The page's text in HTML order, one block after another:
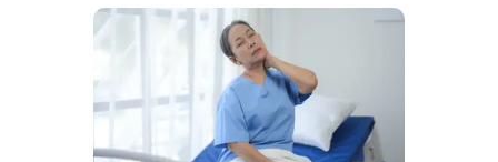
1. Inscription